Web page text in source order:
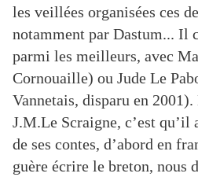
les veillées organisées ces
notamment par Dastum... Il
parmi les meilleurs, avec
Cornouaille) ou Jude Le
Vannetais, disparu en
J.M.Le Scraigne, c’est
de ses contes, d’abord en
guère écrire le breton, nous